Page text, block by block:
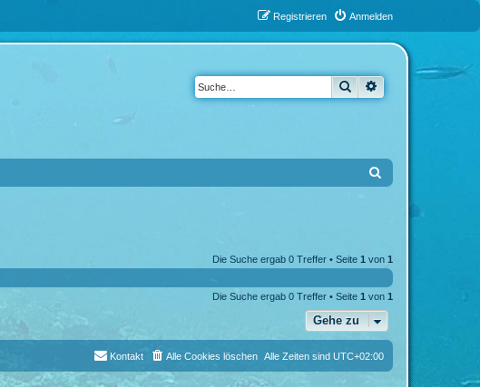
Anmelden
Registrieren
Suche
e
Die Suche ergab 0 Treffer • Seite 1 von 1
Die Suche ergab 0 Treffer • Seite 1 von 1
Gehe zu
Alle Zeiten sind UTC+02:00
Alle Cookies löschen
Kontakt